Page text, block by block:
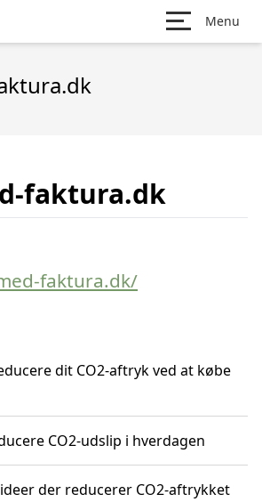
Menu
faktura.dk
faktura.dk/
dit CO2-aftryk ved at købe
CO2-udslip i hverdagen
der reducerer CO2-aftrykket